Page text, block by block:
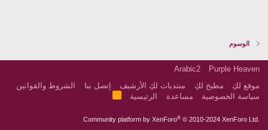
الوسوم
Purple Heaven
Arabic2
موقع لكِ
مطبخ لكِ منتديات لكِ الأرشيف إتصل بنا
الشروط والقوانين
سياسة الخصوصية
مساعدة الرئيسية
Community platform by XenForo® © 2010-2024 XenForo Ltd.